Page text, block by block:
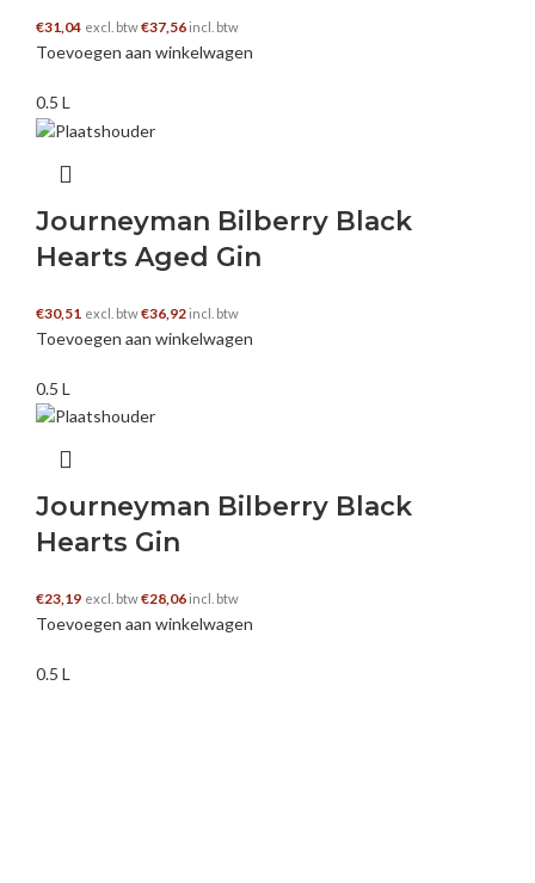
€31,04 excl. btw€37,56 incl. btw
Toevoegen aan winkelwagen
0.5 L
Journeyman Bilberry Black
Hearts Aged Gin
€30,51 excl. btw€36,92 incl. btw
Toevoegen aan winkelwagen
0.5 L
Journeyman Bilberry Black
Hearts Gin
€23,19 excl. btw€28,06 incl. btw
Toevoegen aan winkelwagen
0.5 L